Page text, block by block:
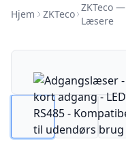
Hjem ZKTeco
ZKTeco —
Læsere